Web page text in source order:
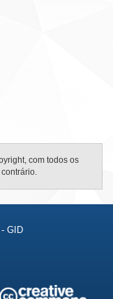
com todos os
GID